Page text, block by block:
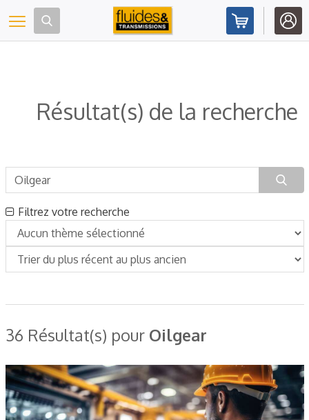
Toggle navigation
Résultat(s) de la recherche
Filtrez votre recherche
36 Résultat(s) pour Oilgear
Panneau de gestion des cookies